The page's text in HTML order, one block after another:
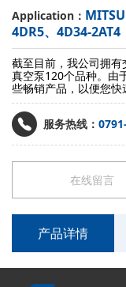
Application：
4DR5、4D34-2AT4
截至目前，我公司拥有
真空泵120个品种。由
些畅销产品，以便您快
服务热线：
在线留言
产品详情